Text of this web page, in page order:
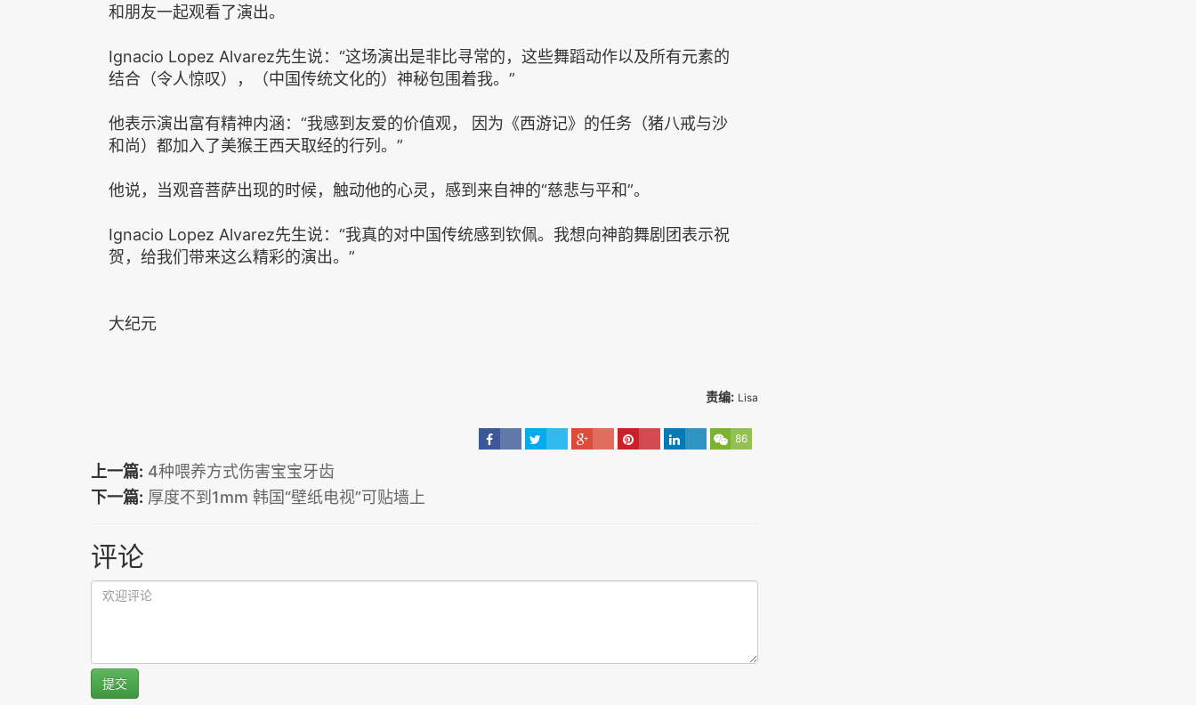
和朋友一起观看了演出。
Ignacio Lopez Alvarez先生说：“这场演出是非比寻常的，这些舞蹈动作以及所有元素的
结合（令人惊叹），（中国传统文化的）神秘包围着我。”
他表示演出富有精神内涵：“我感到友爱的价值观， 因为《西游记》的任务（猪八戒与沙
和尚）都加入了美猴王西天取经的行列。”
他说，当观音菩萨出现的时候，触动他的心灵，感到来自神的“慈悲与平和”。
Ignacio Lopez Alvarez先生说：“我真的对中国传统感到钦佩。我想向神韵舞剧团表示祝
贺，给我们带来这么精彩的演出。”
大纪元
责编: Lisa
86
上一篇: 4种喂养方式伤害宝宝牙齿
下一篇: 厚度不到1mm 韩国“壁纸电视”可贴墙上
评论
提交